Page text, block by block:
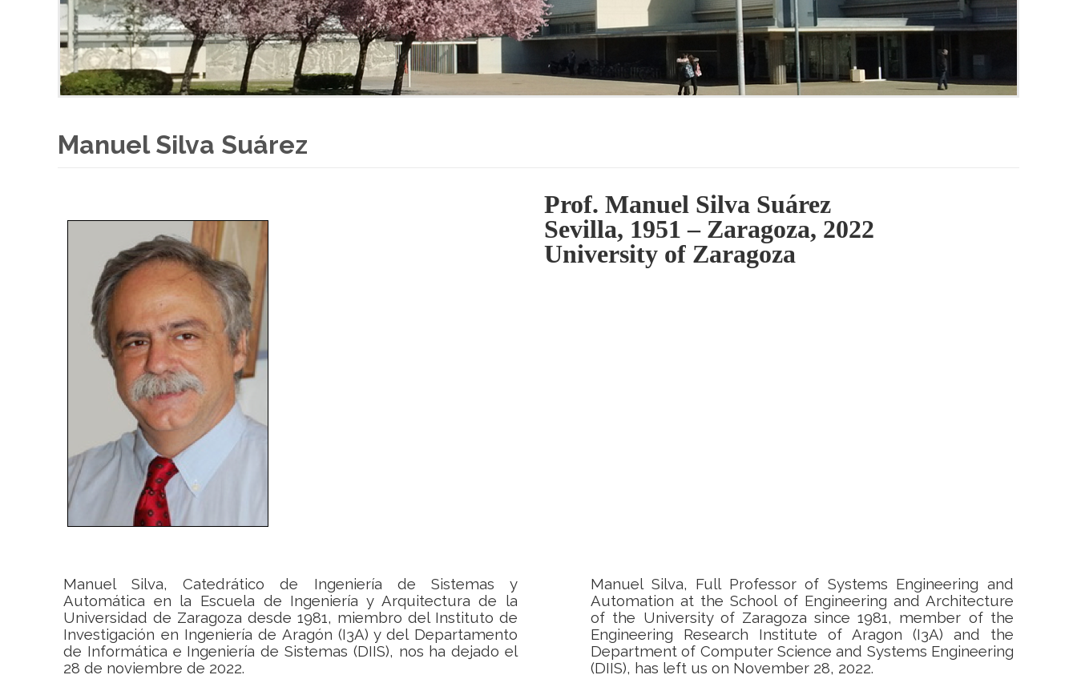
Manuel Silva Suárez
Prof. Manuel Silva Suárez
Sevilla, 1951 – Zaragoza, 2022
University of Zaragoza
Manuel Silva, Catedrático de Ingeniería de Sistemas y
Automática en la Escuela de Ingeniería y Arquitectura de la
Universidad de Zaragoza desde 1981, miembro del Instituto de
Investigación en Ingeniería de Aragón (I3A) y del Departamento
de Informática e Ingeniería de Sistemas (DIIS), nos ha dejado el
28 de noviembre de 2022.
Manuel Silva, Full Professor of Systems Engineering and
Automation at the School of Engineering and Architecture
of the University of Zaragoza since 1981, member of the
Engineering Research Institute of Aragon (I3A) and the
Department of Computer Science and Systems Engineering
(DIIS), has left us on November 28, 2022.